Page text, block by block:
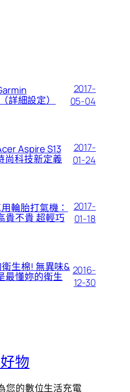
詳細設定）
2017-
05-04
Aspire S13
尚科技新定義
2017-
01-24
輪胎打氣機：
貴不貴 超輕巧
2017-
01-18
生棉! 無異味&
最懂妳的衛生
2016-
12-30
物
您的數位生活充電